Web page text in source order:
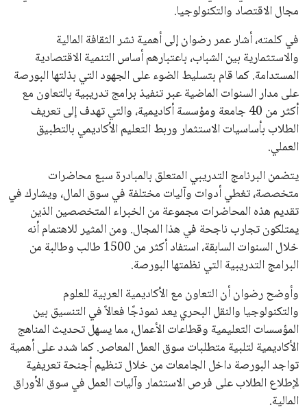
يبدو أن السويسري جياني إنفانتينو في طريقه للاحتفاظ بمنصبه
كرئيس للاتحاد الدولي لكرة القدم “فيفا” لفترة رابعة، بعد أن حصل
على تأييد واسع من أكثر من 200 اتحاد وطني من أصل 211 في
الجمعية العمومية. مما يعزز فرصته للفوز في الانتخابات المقررة عام
2027، ويجعله المرشح الأكثر حظًا حتى الآن.
هذا الدعم الواسع يأتي على الرغم من الانتقادات التي وجهت
لإنفانتينو في الآونة الأخيرة. حتى الآن، لم يتقدم أي مرشح منافس
في السباق الانتخابي، ولم تتمكن الأصوات المعارضة من التوصل إلى
اسم يوازن موقف إنفانتينو، قبل انتهاء فترة الترشح في نوفمبر
المقبل.